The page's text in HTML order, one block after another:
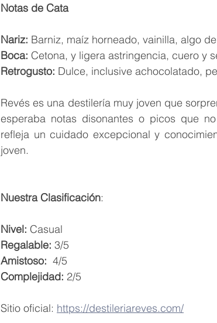
Notas de Cata
Nariz: Barniz, maíz horneado, vainilla, algo
Boca: Cetona, y ligera astringencia, cuero y
Retrogusto: Dulce, inclusive achocolatado,
Revés es una destilería muy joven que
esperaba notas disonantes o picos que
refleja un cuidado excepcional y
joven.
Nuestra Clasificación:
Nivel: Casual
Regalable: 3/5
Amistoso: 4/5
Complejidad: 2/5
Sitio oficial: https://destileriareves.com/